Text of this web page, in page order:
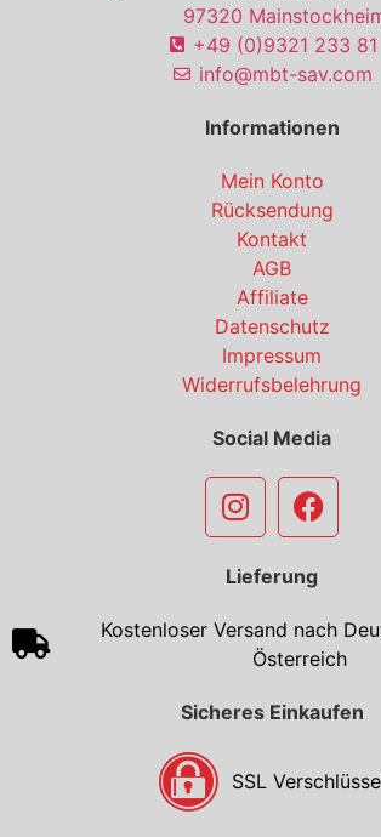
97320
+49 (0)9321 233 81
info@mbt-sav.com
Informationen
Mein Konto
Rücksendung
Kontakt
AGB
Affiliate
Datenschutz
Impressum
Widerrufsbelehrung
Social Media
Lieferung
Kostenloser Versand nach
Österreich
Sicheres Einkaufen
SSL